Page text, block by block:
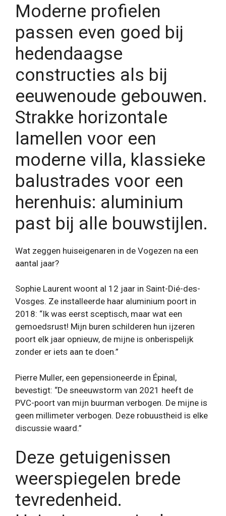
Moderne profielen
passen even goed bij
hedendaagse
constructies als bij
eeuwenoude gebouwen.
Strakke horizontale
lamellen voor een
moderne villa, klassieke
balustrades voor een
herenhuis: aluminium
past bij alle bouwstijlen.
Wat zeggen huiseigenaren in de Vogezen na een
aantal jaar?
Sophie Laurent woont al 12 jaar in Saint-Dié-des-
Vosges. Ze installeerde haar aluminium poort in
2018: “Ik was eerst sceptisch, maar wat een
gemoedsrust! Mijn buren schilderen hun ijzeren
poort elk jaar opnieuw, de mijne is onberispelijk
zonder er iets aan te doen.”
Pierre Muller, een gepensioneerde in Épinal,
bevestigt: “De sneeuwstorm van 2021 heeft de
PVC-poort van mijn buurman verbogen. De mijne is
geen millimeter verbogen. Deze robuustheid is elke
discussie waard.”
Deze getuigenissen
weerspiegelen brede
tevredenheid.